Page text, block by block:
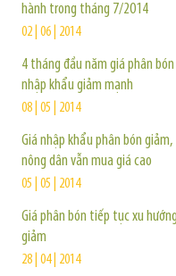
hành trong tháng 7/2014
02 | 06 | 2014
4 tháng đầu năm giá phân bón
nhập khẩu giảm mạnh
08 | 05 | 2014
Giá nhập khẩu phân bón giảm,
nông dân vẫn mua giá cao
05 | 05 | 2014
Giá phân bón tiếp tục xu hướng
giảm
28 | 04 | 2014